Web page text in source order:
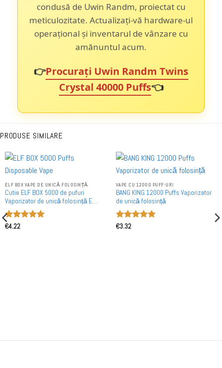
condusă de Uwin Randm, proiectat cu
meticulozitate. Actualizați-vă hardware-ul
operațional și inventarul de vânzare cu
amănuntul acum.
👉Procurați Uwin Randm Twins
Crystal 40000 Puffs👈
PRODUSE SIMILARE
ELF BOX VAPE DE UNICĂ FOLOSINȚĂ
Cutie ELF BOX 5000 de pufuri
Vaporizator de unică folosință E
Cigaretă en gros
Evaluat la
€4.22
VAPE CU 12000 PUFF-URI
BANG KING 12000 Puffs Vaporizator
de unică folosință
Evaluat la
€3.32